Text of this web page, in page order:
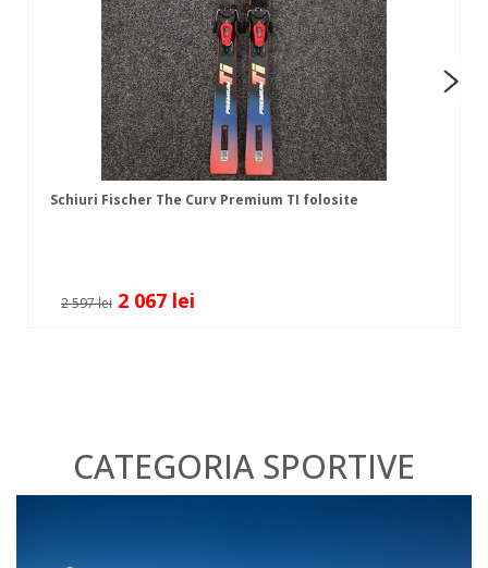
Schiuri Fischer The Curv Premium TI folosite
2 597 lei 2 067 lei
CATEGORIA SPORTIVE